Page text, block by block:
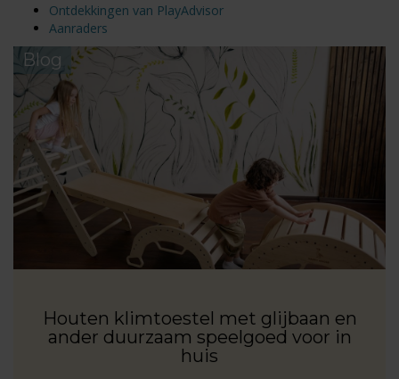
Ontdekkingen van PlayAdvisor
Aanraders
Blog
Houten klimtoestel met glijbaan en
ander duurzaam speelgoed voor in
huis